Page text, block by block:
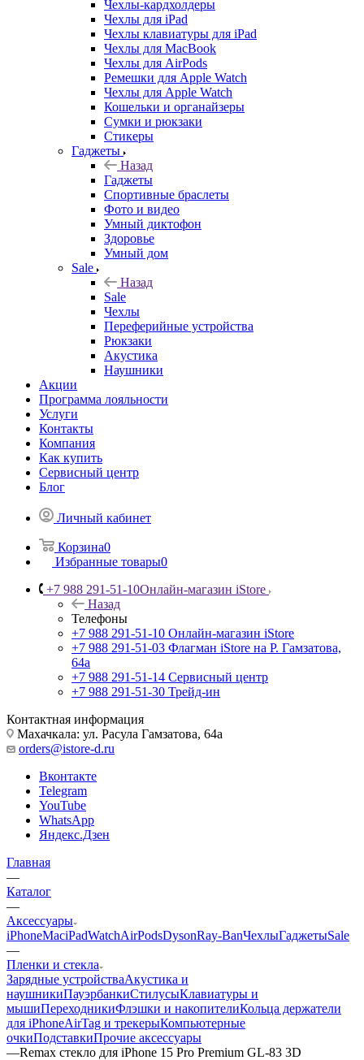
Чехлы-кардхолдеры
Чехлы для iPad
Чехлы клавиатуры для iPad
Чехлы для MacBook
Чехлы для AirPods
Ремешки для Apple Watch
Чехлы для Apple Watch
Кошельки и органайзеры
Сумки и рюкзаки
Стикеры
Гаджеты
Назад
Гаджеты
Спортивные браслеты
Фото и видео
Умный диктофон
Здоровье
Умный дом
Sale
Назад
Sale
Чехлы
Переферийные устройства
Рюкзаки
Акустика
Наушники
Акции
Программа лояльности
Услуги
Контакты
Компания
Как купить
Сервисный центр
Блог
Личный кабинет
Корзина0
Избранные товары0
+7 988 291-51-10Онлайн-магазин iStore
Назад
Телефоны
+7 988 291-51-10 Онлайн-магазин iStore
+7 988 291-51-03 Флагман iStore на Р. Гамзатова,
64а
+7 988 291-51-14 Сервисный центр
+7 988 291-51-30 Трейд-ин
Контактная информация
Махачкала: ул. Расула Гамзатова, 64а
orders@istore-d.ru
Вконтакте
Telegram
YouTube
WhatsApp
Яндекс.Дзен
Главная
—
Каталог
—
Аксессуары
iPhoneMaciPadWatchAirPodsDysonRay-BanЧехлыГаджетыSale
—
Пленки и стекла
Зарядные устройстваАкустика и
наушникиПауэрбанкиСтилусыКлавиатуры и
мышиПереходникиФлэшки и накопителиКольца держатели
для iPhoneAirTag и трекерыКомпьютерные
очкиПодставкиПрочие аксессуары
—Remax стекло для iPhone 15 Pro Premium GL-83 3D